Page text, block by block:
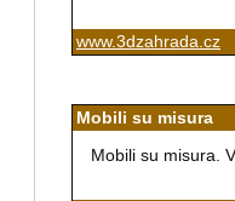
www.3dzahrada.cz
Mobili su misura
Mobili su misura.